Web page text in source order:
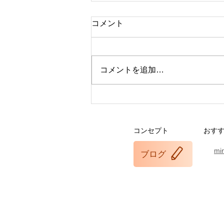
コメント
コメントを追加…
コンセプト
ブログ
おす